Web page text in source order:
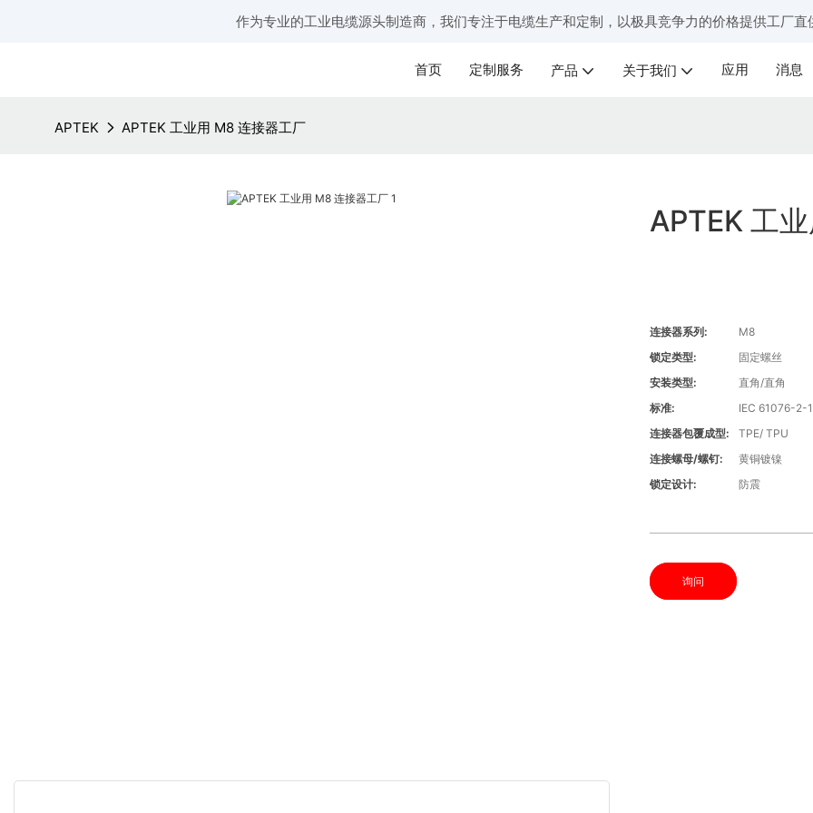
作为专业的工业电缆源头制造商，我们专注于电缆生产和定制，以极具竞争力的价格提供工厂
首页 定制服务 产品 关于我们 应用 消息
APTEK APTEK 工业用 M8 连接器工厂
APTEK 工
连接器系列:
M8
锁定类型:
固定螺丝
安装类型:
直角/直角
标准:
IEC 61076-2-
连接器包覆成型:
TPE/ TPU
连接螺母/螺钉:
黄铜镀镍
锁定设计:
防震
询问